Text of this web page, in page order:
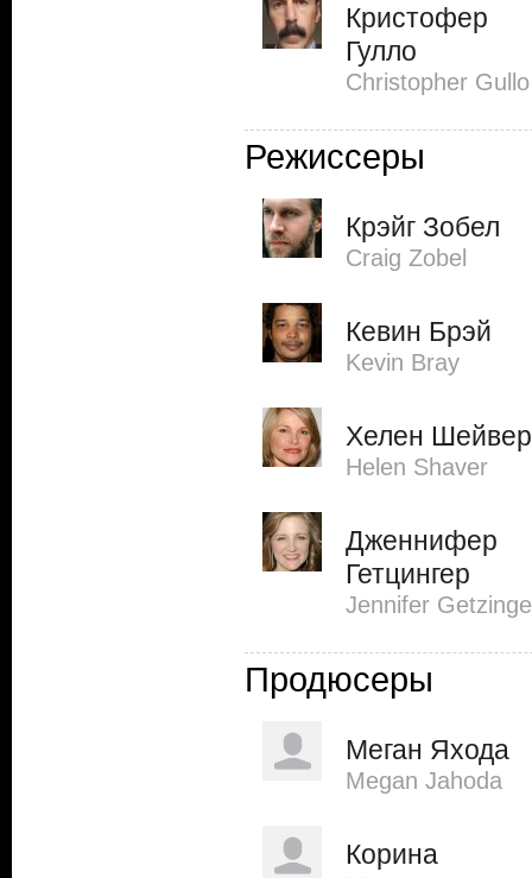
Кристофер
Гулло
Christopher Gullo
Режиссеры
Крэйг Зобел
Craig Zobel
Кевин Брэй
Kevin Bray
Хелен Шейвер
Helen Shaver
Дженнифер
Гетцингер
Jennifer
Продюсеры
Меган Яхода
Megan Jahoda
Корина